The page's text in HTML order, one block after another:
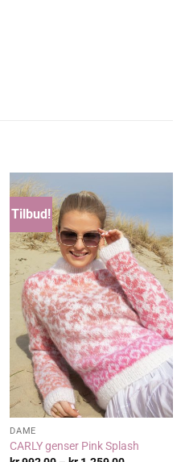
Tilbud!
DAME
CARLY genser Pink Splash